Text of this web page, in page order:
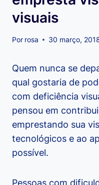
visuais
Por rosa 30 março,
Quem nunca se
qual gostaria de
com deficiência
pensou em
emprestando sua
tecnológicos e ao
possível.
Pessoas com